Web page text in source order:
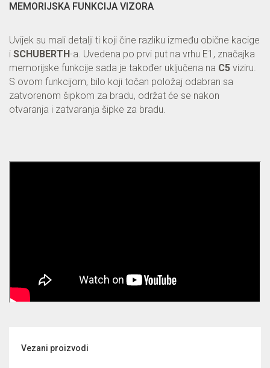
MEMORIJSKA FUNKCIJA VIZORA
Uvijek su mali detalji ti koji čine razliku između obične kacige
i SCHUBERTH-a. Uvedena po prvi put na vrhu E1, značajka
memorijske funkcije sada je također uključena na C5 viziru.
S ovom funkcijom, bilo koji točan položaj odabran sa
zatvorenom šipkom za bradu, održat će se nakon
otvaranja i zatvaranja šipke za bradu.
Vezani proizvodi